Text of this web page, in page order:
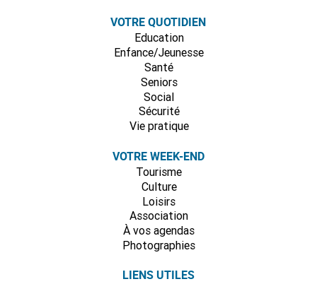
VOTRE QUOTIDIEN
Education
Enfance/Jeunesse
Santé
Seniors
Social
Sécurité
Vie pratique
VOTRE WEEK-END
Tourisme
Culture
Loisirs
Association
À vos agendas
Photographies
LIENS UTILES